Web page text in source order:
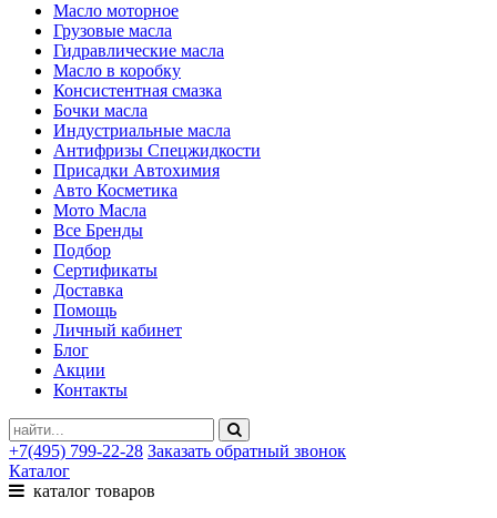
Масло моторное
Грузовые масла
Гидравлические масла
Масло в коробку
Консистентная смазка
Бочки масла
Индустриальные масла
Антифризы Спецжидкости
Присадки Автохимия
Авто Косметика
Мото Масла
Все Бренды
Подбор
Сертификаты
Доставка
Помощь
Личный кабинет
Блог
Акции
Контакты
+7(495) 799-22-28 Заказать обратный звонок
Каталог
каталог товаров